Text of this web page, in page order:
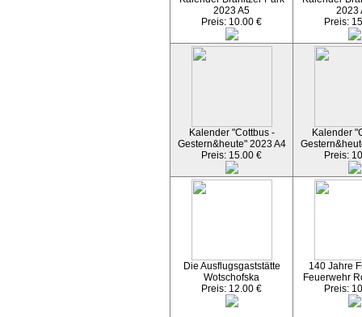
2023 A5
Preis: 10.00 €
2023
Preis:
Kalender "Cottbus -
Gestern&heute" 2023 A4
Preis: 15.00 €
Kalender
Preis:
Die Ausflugsgaststätte
Wotschofska
Preis: 12.00 €
140 Jahre
Feuerwehr
Preis: